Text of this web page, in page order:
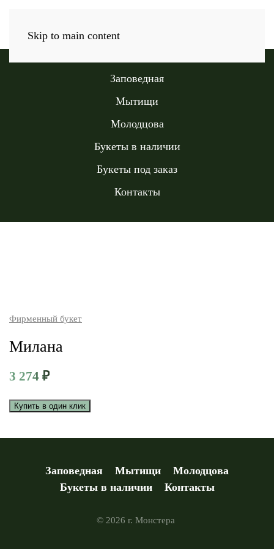
Skip to main content
Заповедная
Мытищи
Молодцова
Букеты в наличии
Букеты под заказ
Контакты
Фирменный букет
Милана
3 274 ₽
Купить в один клик
Заповедная Мытищи
Молодцова
Букеты в наличии
Контакты
© 2026 г. Монстера